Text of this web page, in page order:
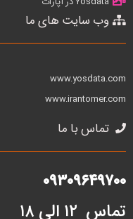
وب سایت های ما
www.yosdata.com
www.irantomer.com
تماس با ما
۰۹۳۰۹۶۴۹۷۰۰
تماس ۱۲ الی ۱۸